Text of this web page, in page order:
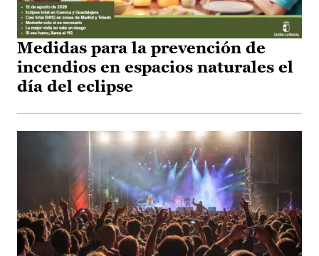
Medidas para la prevención de
incendios en espacios naturales el
día del eclipse